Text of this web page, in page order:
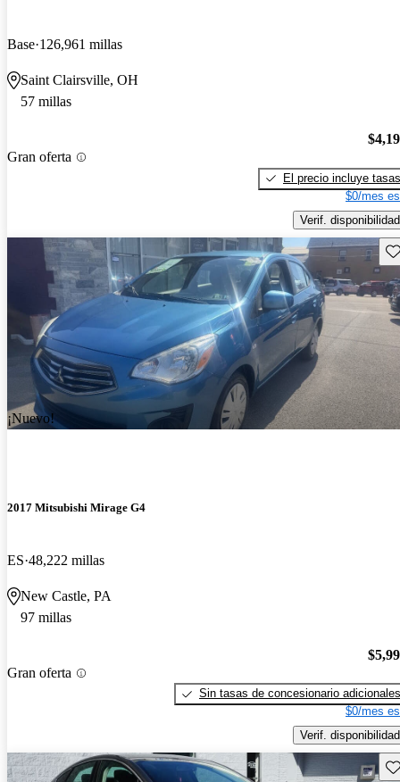
Base 126,961 millas
Saint Clairsville, OH
57 millas
Gran oferta
El precio incluye tasas
$0/mes
Verif. disponibilidad
¡Nuevo!
2017 Mitsubishi Mirage G4
ES 48,222 millas
New Castle, PA
97 millas
Gran oferta
Sin tasas de concesionario adicionales
$0/mes
Verif. disponibilidad